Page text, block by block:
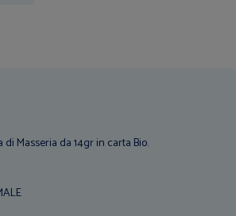
di Masseria da 14gr in carta Bio.